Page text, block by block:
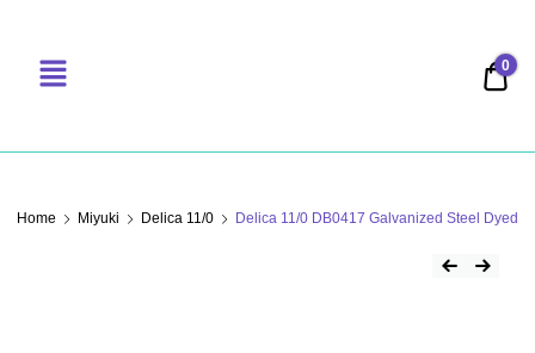
0
Home Miyuki Delica 11/0 Delica 11/0 DB0417 Galvanized Steel Dyed